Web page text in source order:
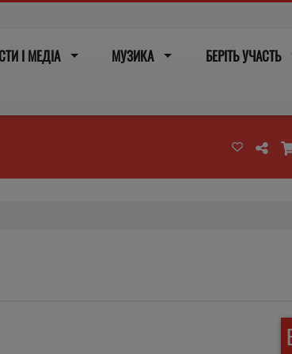
І МЕДІА МУЗИКА БЕРІТЬ УЧАСТЬ